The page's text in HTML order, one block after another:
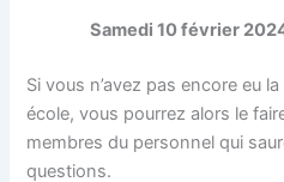
Samedi 10 février
Si vous n’avez pas encore eu
école, vous pourrez alors le
membres du personnel qui
questions.